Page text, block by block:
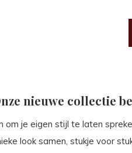
nieuwe collectie
om je eigen stijl te laten
look samen, stukje voor